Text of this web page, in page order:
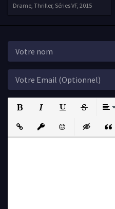
Drame, Thriller, Séries VF, 2015
Strikethrough
Insert LinkInsert protected link
EmoticonsInsert